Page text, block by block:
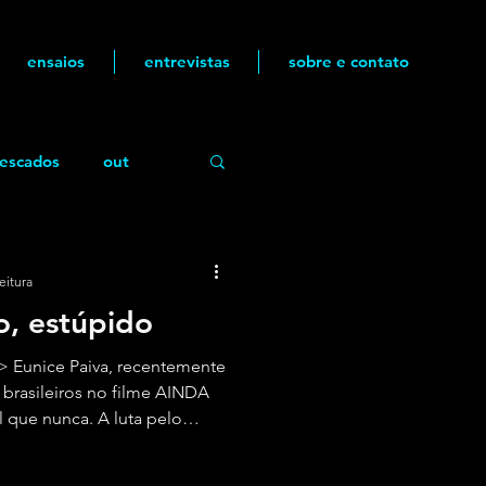
ensaios entrevistas sobre e contato
out
estúpido
Paiva, recentemente
no filme AINDA
que nunca. A luta pelo